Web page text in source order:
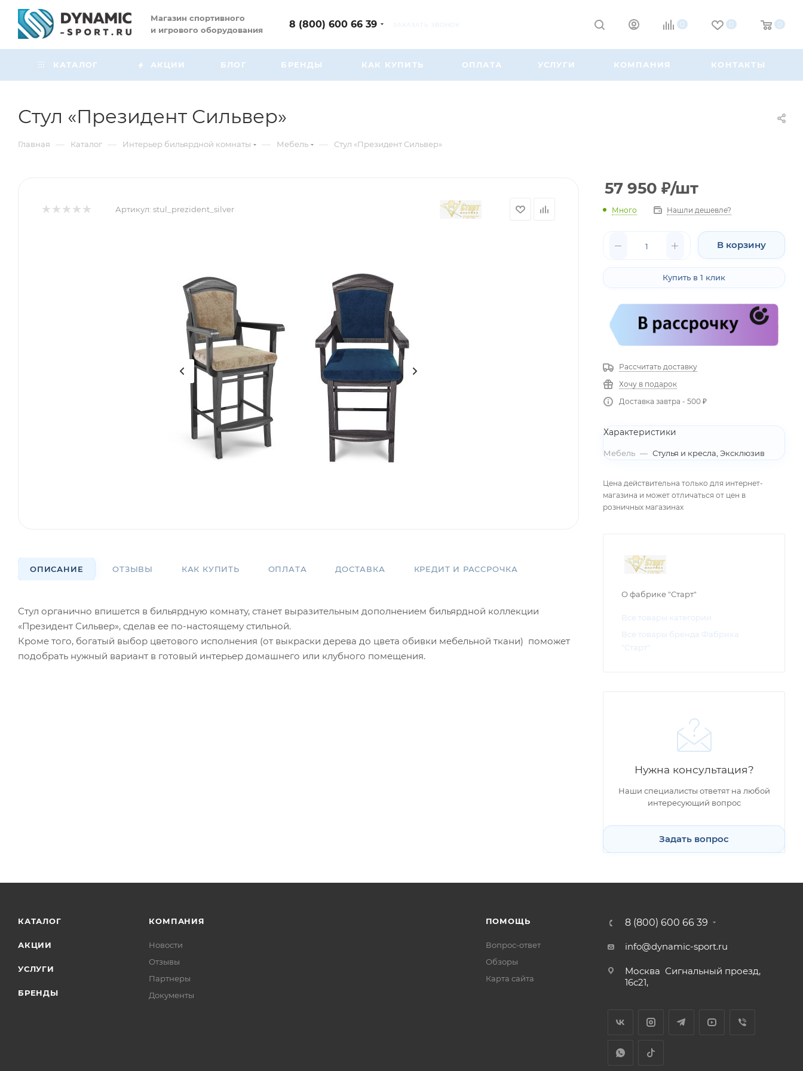
Магазин спортивного
и игрового оборудования
8 (800) 600 66 39 ЗАКАЗАТЬ ЗВОНОК 0 0 0
КАТАЛОГ АКЦИИ БЛОГ БРЕНДЫ КАК КУПИТЬ ОПЛАТА УСЛУГИ КОМПАНИЯ КОНТАКТЫ
Стул «Президент Сильвер»
Главная — Каталог — Интерьер бильярдной комнаты — Мебель — Стул «Президент Сильвер»
Артикул: stul_prezident_silver
ОПИСАНИЕ ОТЗЫВЫ КАК КУПИТЬ ОПЛАТА ДОСТАВКА КРЕДИТ И РАССРОЧКА
Стул органично впишется в бильярдную комнату, станет выразительным дополнением бильярдной коллекции
«Президент Сильвер», сделав ее по-настоящему стильной.
Кроме того, богатый выбор цветового исполнения (от выкраски дерева до цвета обивки мебельной ткани) поможет
подобрать нужный вариант в готовый интерьер домашнего или клубного помещения.
57 950 ₽/шт
Много Нашли дешевле?
В корзину
Купить в 1 клик
Рассчитать доставку
Хочу в подарок
Доставка завтра - 500 ₽
Характеристики
Мебель — Стулья и кресла, Эксклюзив
Цена действительна только для интернет-
магазина и может отличаться от цен в
розничных магазинах
О фабрике "Старт"
Все товары категории
Все товары бренда Фабрика
"Старт"
Нужна консультация?
Наши специалисты ответят на любой
интересующий вопрос
Задать вопрос
КАТАЛОГ
АКЦИИ
УСЛУГИ
БРЕНДЫ
КОМПАНИЯ
Новости
Отзывы
Партнеры
Документы
ПОМОЩЬ
Вопрос-ответ
Обзоры
Карта сайта
8 (800) 600 66 39
info@dynamic-sport.ru
Москва Сигнальный проезд,
16с21,